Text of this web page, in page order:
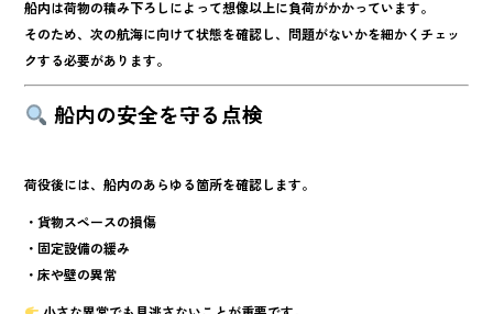
船内は荷物の積み下ろしによって想像以上に負荷がかかっています。
そのため、次の航海に向けて状態を確認し、問題がないかを細かくチェッ
クする必要があります。
船内の安全を守る点検
荷役後には、船内のあらゆる箇所を確認します。
・貨物スペースの損傷
・固定設備の緩み
・床や壁の異常